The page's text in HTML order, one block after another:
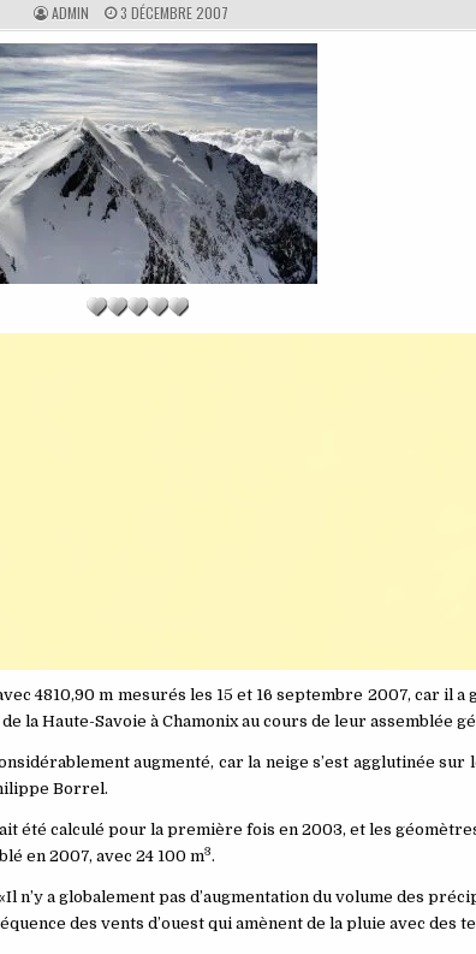
A
U
T
H
O
R
:
ADMIN P
U
B
L
I
H
E
D
D
A
T
E
:
3 DÉCEMBRE 2007
4810,90 m mesurés les 15 et 16 septembre 2007, car il a
la Haute-Savoie à Chamonix au cours de leur assemblée
augmenté, car la neige s’est agglutinée sur
Borrel.
été calculé pour la première fois en 2003, et les
en 2007, avec 24 100 m3.
n’y a globalement pas d’augmentation du volume des
des vents d’ouest qui amènent de la pluie avec des